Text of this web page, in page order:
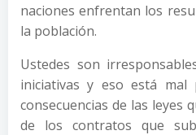
naciones enfrentan los
la población.
Ustedes son
iniciativas y eso está mal
consecuencias de las leyes
de los contratos que